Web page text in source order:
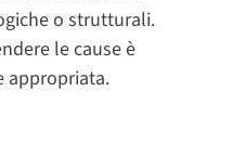
o strutturali.
le cause è
appropriata.